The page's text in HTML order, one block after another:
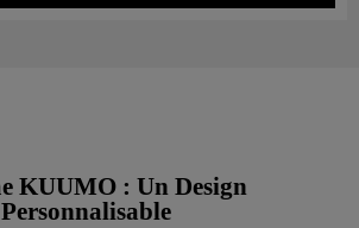
KUUMO : Un Design